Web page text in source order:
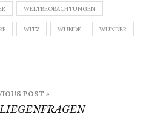
WELTBEOBACHTUNGEN
WITZ WUNDE WUNDER
POST »